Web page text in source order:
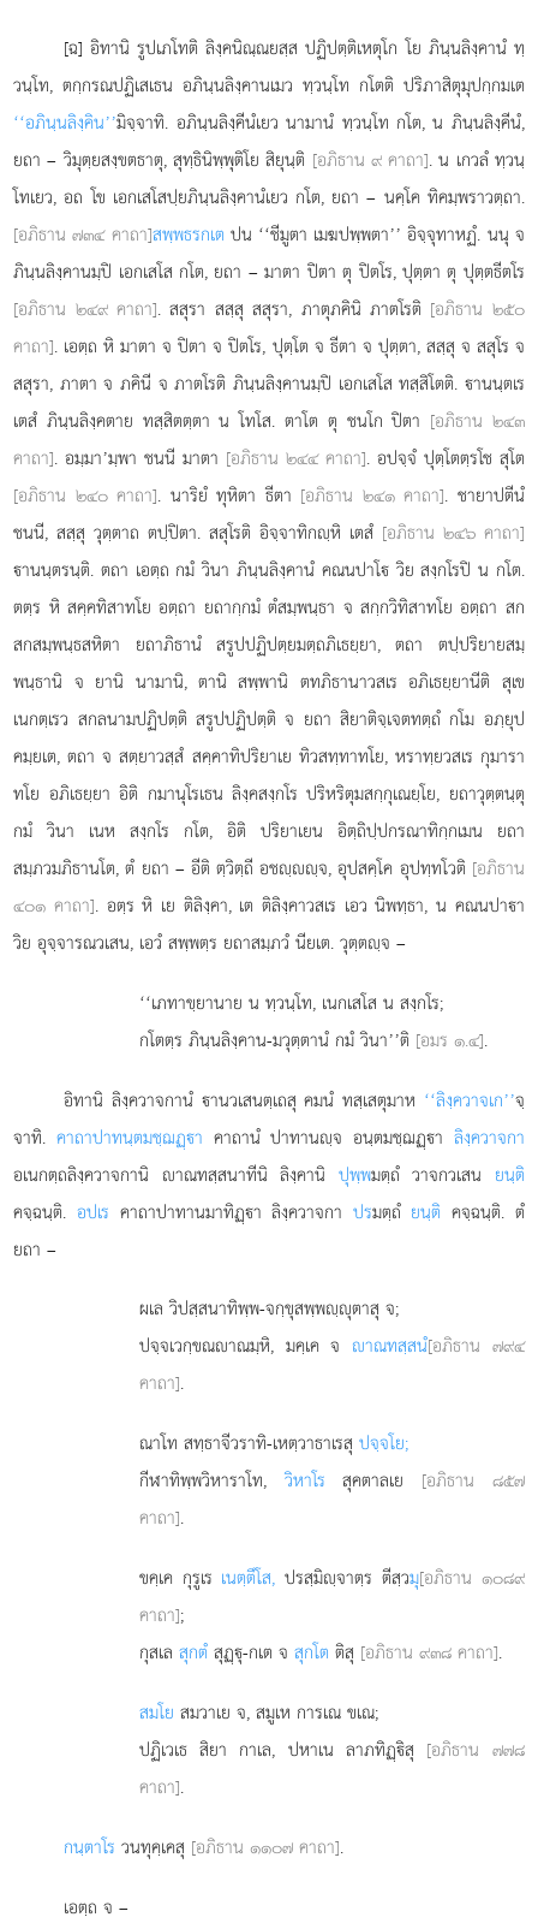
[ฉ] อิทานิ รูปเภโทติ ลิงฺคนิณฺณยสฺส ปฏิปตฺติเหตุโก โย ภินฺนลิงฺคานํ ทฺ
วนฺโท, ตกฺกรณปฏิเสเธน อภินฺนลิงฺคานเมว ทฺวนฺโท กโตติ ปริภาสิตุมุปกฺกมเต
‘‘อภินฺนลิงฺคิน’’มิจฺจาทิ. อภินฺนลิงฺคีนํเยว นามานํ ทฺวนฺโท กโต, น ภินฺนลิงฺคีนํ,
ยถา – วิมุตฺยสงฺขตธาตุ, สุทฺธินิพฺพุติโย สิยุนฺติ [อภิธาน ๙ คาถา]. น เกวลํ ทฺวนฺ
โทเยว, อถ โข เอกเสโสปฺยภินฺนลิงฺคานํเยว กโต, ยถา – นคฺโค ทิคมฺพราวตฺถา.
[อภิธาน ๗๓๔ คาถา]สพฺพธรกเต ปน ‘‘ชีมูตา เมฆปพฺพตา’’ อิจฺจุทาหฏํ. นนุ จ
ภินฺนลิงฺคานมฺปิ เอกเสโส กโต, ยถา – มาตา ปิตา ตุ ปิตโร, ปุตฺตา ตุ ปุตฺตธีตโร
[อภิธาน ๒๔๙ คาถา]. สสุรา สสฺสุ สสุรา, ภาตุภคินิ ภาตโรติ [อภิธาน ๒๕๐
คาถา]. เอตฺถ หิ มาตา จ ปิตา จ ปิตโร, ปุตฺโต จ ธีตา จ ปุตฺตา, สสฺสุ จ สสุโร จ
สสุรา, ภาตา จ ภคินี จ ภาตโรติ ภินฺนลิงฺคานมฺปิ เอกเสโส ทสฺสิโตติ. านนฺตเร
เตสํ ภินฺนลิงฺคตาย ทสฺสิตตฺตา น โทโส. ตาโต ตุ ชนโก ปิตา [อภิธาน ๒๔๓
คาถา]. อมฺมา’มฺพา ชนนี มาตา [อภิธาน ๒๔๔ คาถา]. อปจฺจํ ปุตฺโตตฺรโช สุโต
[อภิธาน ๒๔๐ คาถา]. นาริยํ ทุหิตา ธีตา [อภิธาน ๒๔๑ คาถา]. ชายาปตีนํ
ชนนี, สสฺสุ วุตฺตาถ ตปฺปิตา. สสุโรติ อิจฺจาทิกฺหิ เตสํ [อภิธาน ๒๔๖ คาถา]
านนฺตรนฺติ. ตถา เอตฺถ กมํ วินา ภินฺนลิงฺคานํ คณนปาโ วิย สงฺกโรปิ น กโต.
ตตฺร หิ สคฺคทิสาทโย อตฺถา ยถากฺกมํ ตํสมฺพนฺธา จ สกฺกวิทิสาทโย อตฺถา สก
สกสมฺพนฺธสหิตา ยถาภิธานํ สรูปปฏิปตฺยมตฺถภิเธยฺยา, ตถา ตปฺปริยายสมฺ
พนฺธานิ จ ยานิ นามานิ, ตานิ สพฺพานิ ตทภิธานาวสเร อภิเธยฺยานีติ สุเข
เนกตฺเรว สกลนามปฏิปตฺติ สรูปปฏิปตฺติ จ ยถา สิยาติจฺเจตทตฺถํ กโม อภฺยุป
คมฺยเต, ตถา จ สตฺยาวสฺสํ สคฺคาทิปริยาเย ทิวสทฺทาทโย, หราทฺยวสเร กุมารา
ทโย อภิเธยฺยา อิติ กมานุโรเธน ลิงฺคสงฺกโร ปริหริตุมสกฺกุเณยฺโย, ยถาวุตฺตนฺตุ
กมํ วินา เนห สงฺกโร กโต, อิติ ปริยาเยน อิตฺถิปฺปกรณาทิกฺกเมน ยถา
สมฺภวมภิธานโต, ตํ ยถา – อีติ ตฺวิตฺถี อชฺฺจ, อุปสคฺโค อุปทฺทโวติ [อภิธาน
๔๐๑ คาถา]. อตฺร หิ เย ติลิงฺคา, เต ติลิงฺคาวสเร เอว นิพทฺธา, น คณนปาา
วิย อุจฺจารณวเสน, เอวํ สพฺพตฺร ยถาสมฺภวํ นียเต. วุตฺตฺจ –
‘‘เภทาขฺยานาย น ทฺวนฺโท, เนกเสโส น สงฺกโร;
กโตตฺร ภินฺนลิงฺคาน-มวุตฺตานํ กมํ วินา’’ติ [อมร ๑.๔].
อิทานิ ลิงฺควาจกานํ านวเสนตฺเถสุ คมนํ ทสฺเสตุมาห ‘‘ลิงฺควาจเก’’จฺ
จาทิ. คาถาปาทนฺตมชฺฌฏฺา คาถานํ ปาทานฺจ อนฺตมชฺฌฏฺา ลิงฺควาจกา
อเนกตฺถลิงฺควาจกานิ าณทสฺสนาทีนิ ลิงฺคานิ ปุพฺพมตฺถํ วาจกวเสน ยนฺติ
คจฺฉนฺติ. อปเร คาถาปาทานมาทิฏฺา ลิงฺควาจกา ปรมตฺถํ ยนฺติ คจฺฉนฺติ. ตํ
ยถา –
ผเล วิปสฺสนาทิพฺพ-จกฺขุสพฺพฺุตาสุ จ;
ปจฺจเวกฺขณาณมฺหิ, มคฺเค จาณทสฺสนํ[อภิธาน ๗๙๔
คาถา].
ณาโท สทฺธาจีวราทิ-เหตฺวาธาเรสุ ปจฺจโย;
กีฬาทิพฺพวิหาราโท,วิหาโร สุคตาลเย [อภิธาน ๘๕๗
คาถา].
ขคฺเค กุรูเร เนตฺตึโส, ปรสฺมิฺจาตฺร ตีสฺวมุ[อภิธาน ๑๐๘๙
คาถา];
กุสเล สุกตํสุฏฺุ-กเต จ สุกโต ติสุ [อภิธาน ๙๓๘ คาถา].
สมโย สมวาเย จ, สมูเห การเณ ขเณ;
ปฏิเวเธ สิยา กาเล, ปหาเน ลาภทิฏฺิสุ [อภิธาน ๗๗๘
คาถา].
กนฺตาโร วนทุคฺเคสุ [อภิธาน ๑๑๐๗ คาถา].
เอตฺถ จ –